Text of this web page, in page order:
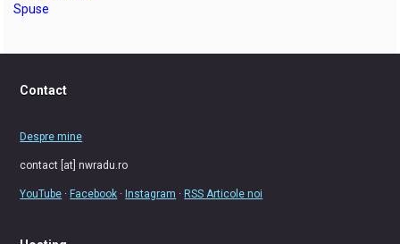
Spuse
Contact
Despre mine
contact [at] nwradu.ro
YouTube ·Facebook ·Instagram ·RSS Articole noi